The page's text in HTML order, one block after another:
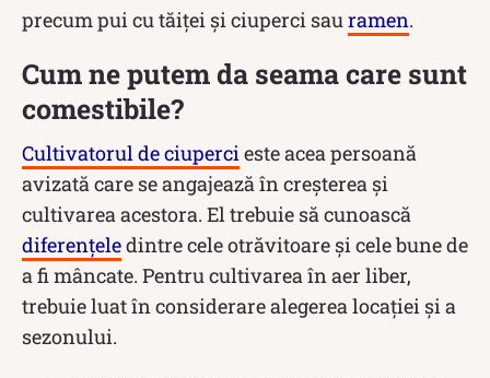
precum pui cu tăiței și ciuperci sauramen.
Cum ne putem da seama care sunt
comestibile?
Cultivatorul de ciupercieste acea persoană
avizată care se angajează în creșterea și
cultivarea acestora. El trebuie să cunoască
diferențeledintre cele otrăvitoare și cele bune de
a fi mâncate. Pentru cultivarea în aer liber,
trebuie luat în considerare alegerea locației și a
sezonului.